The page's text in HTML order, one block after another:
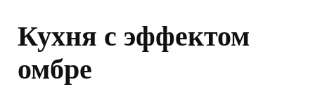
Кухня с эффектом
омбре